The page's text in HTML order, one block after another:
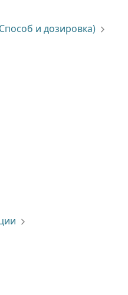
и дозировка)